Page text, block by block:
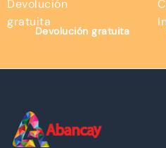
Devolución gratuita